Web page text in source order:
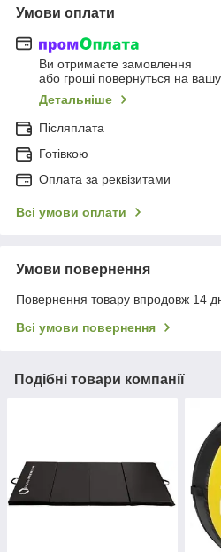
Умови оплати
Ви отримаєте замовлення
або гроші повернуться на вашу
Детальніше
Післяплата
Готівкою
Оплата за реквізитами
Всі умови оплати
Умови повернення
Повернення товару впродовж 14
Всі умови повернення
Подібні товари компанії